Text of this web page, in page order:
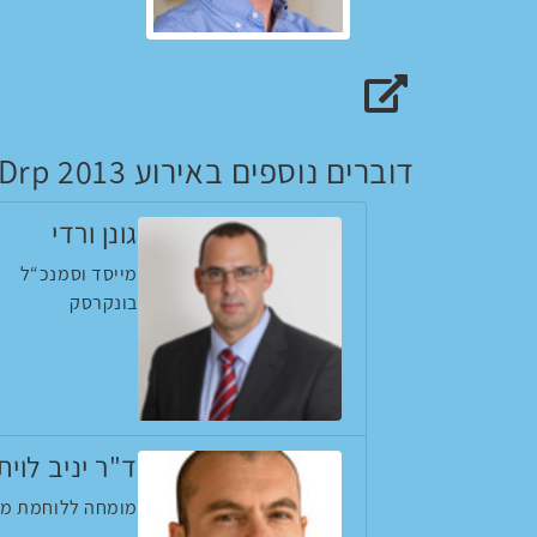
דוברים נוספים באירוע Drp 2013
גונן ורדי
מייסד וסמנכ“ל
בונקרסק
ד"ר יניב
מומחה ללוחמת